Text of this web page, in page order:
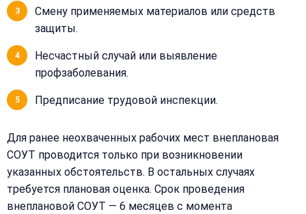
Смену применяемых материалов или средств
защиты.
Несчастный случай или выявление
профзаболевания.
Предписание трудовой инспекции.
Для ранее неохваченных рабочих мест внеплановая
СОУТ проводится только при возникновении
указанных обстоятельств. В остальных случаях
требуется плановая оценка. Срок проведения
внеплановой СОУТ — 6 месяцев с момента
+7
(499)
995-
22-
40